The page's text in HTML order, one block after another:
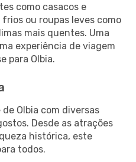
como casacos e
ou roupas leves como
mais quentes. Uma
experiência de viagem
para Olbia.
Olbia com diversas
Desde as atrações
histórica, este
todos.